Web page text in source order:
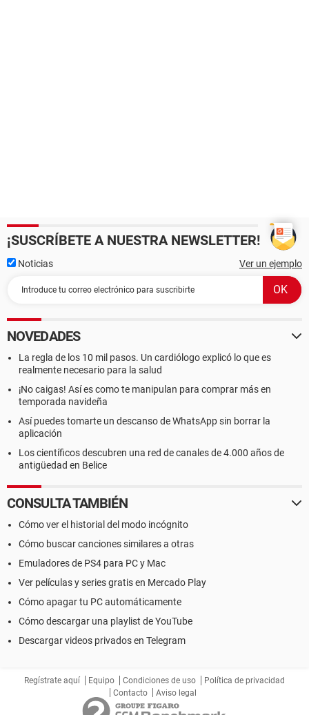
¡SUSCRÍBETE A NUESTRA NEWSLETTER!
Noticias Ver un ejemplo
NOVEDADES
La regla de los 10 mil pasos. Un cardiólogo explicó lo que es
realmente necesario para la salud
¡No caigas! Así es como te manipulan para comprar más en
temporada navideña
Así puedes tomarte un descanso de WhatsApp sin borrar la
aplicación
Los científicos descubren una red de canales de 4.000 años de
antigüedad en Belice
CONSULTA TAMBIÉN
Cómo ver el historial del modo incógnito
Cómo buscar canciones similares a otras
Emuladores de PS4 para PC y Mac
Ver películas y series gratis en Mercado Play
Cómo apagar tu PC automáticamente
Cómo descargar una playlist de YouTube
Descargar videos privados en Telegram
Regístrate aquí Equipo Condiciones de uso
Política de privacidad
Contacto
Aviso legal